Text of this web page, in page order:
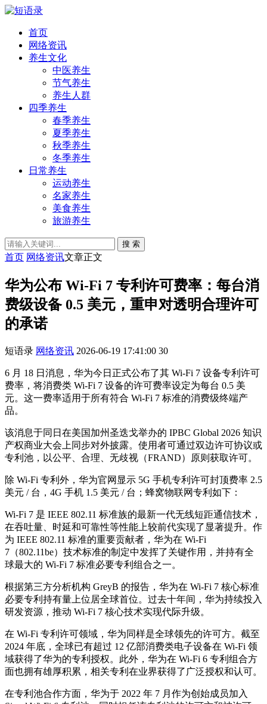
首页
网络资讯
养生文化
中医养生
节气养生
养生人群
四季养生
春季养生
夏季养生
秋季养生
冬季养生
日常养生
运动养生
名家养生
美食养生
旅游养生
搜 索
首页 网络资讯文章正文
华为公布 Wi-Fi 7 专利许可费率：每台消
费级设备 0.5 美元，重申对透明合理许可
的承诺
短语录 网络资讯 2026-06-19 17:41:00 30
6 月 18 日消息，华为今日正式公布了其 Wi-Fi 7 设备专利许可
费率，将消费类 Wi-Fi 7 设备的许可费率设定为每台 0.5 美
元。这一费率适用于所有符合 Wi-Fi 7 标准的消费级终端产
品。
该消息于同日在美国加州圣迭戈举办的 IPBC Global 2026 知识
产权商业大会上同步对外披露。使用者可通过双边许可协议或
专利池，以公平、合理、无歧视（FRAND）原则获取许可。
除 Wi-Fi 专利外，华为官网显示 5G 手机专利许可封顶费率 2.5
美元 / 台，4G 手机 1.5 美元 / 台；蜂窝物联网专利如下：
Wi-Fi 7 是 IEEE 802.11 标准族的最新一代无线短距通信技术，
在吞吐量、时延和可靠性等性能上较前代实现了显著提升。作
为 IEEE 802.11 标准的重要贡献者，华为在 Wi-Fi
7（802.11be）技术标准的制定中发挥了关键作用，并持有全
球最大的 Wi-Fi 7 标准必要专利组合之一。
根据第三方分析机构 GreyB 的报告，华为在 Wi-Fi 7 核心标准
必要专利持有量上位居全球首位。过去十年间，华为持续投入
研发资源，推动 Wi-Fi 7 核心技术实现代际升级。
在 Wi-Fi 专利许可领域，华为同样是全球领先的许可方。截至
2024 年底，全球已有超过 12 亿部消费类电子设备在 Wi-Fi 领
域获得了华为的专利授权。此外，华为在 Wi-Fi 6 专利组合方
面也拥有雄厚积累，相关专利在业界获得了广泛授权和认可。
在专利池合作方面，华为于 2022 年 7 月作为创始成员加入